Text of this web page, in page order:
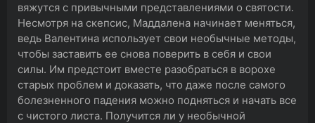
вяжутся с привычными представлениями о святости.
Несмотря на скепсис, Маддалена начинает меняться,
ведь Валентина использует свои необычные методы,
чтобы заставить ее снова поверить в себя и свои
силы. Им предстоит вместе разобраться в ворохе
старых проблем и доказать, что даже после самого
болезненного падения можно подняться и начать все
с чистого листа. Получится ли у необычной